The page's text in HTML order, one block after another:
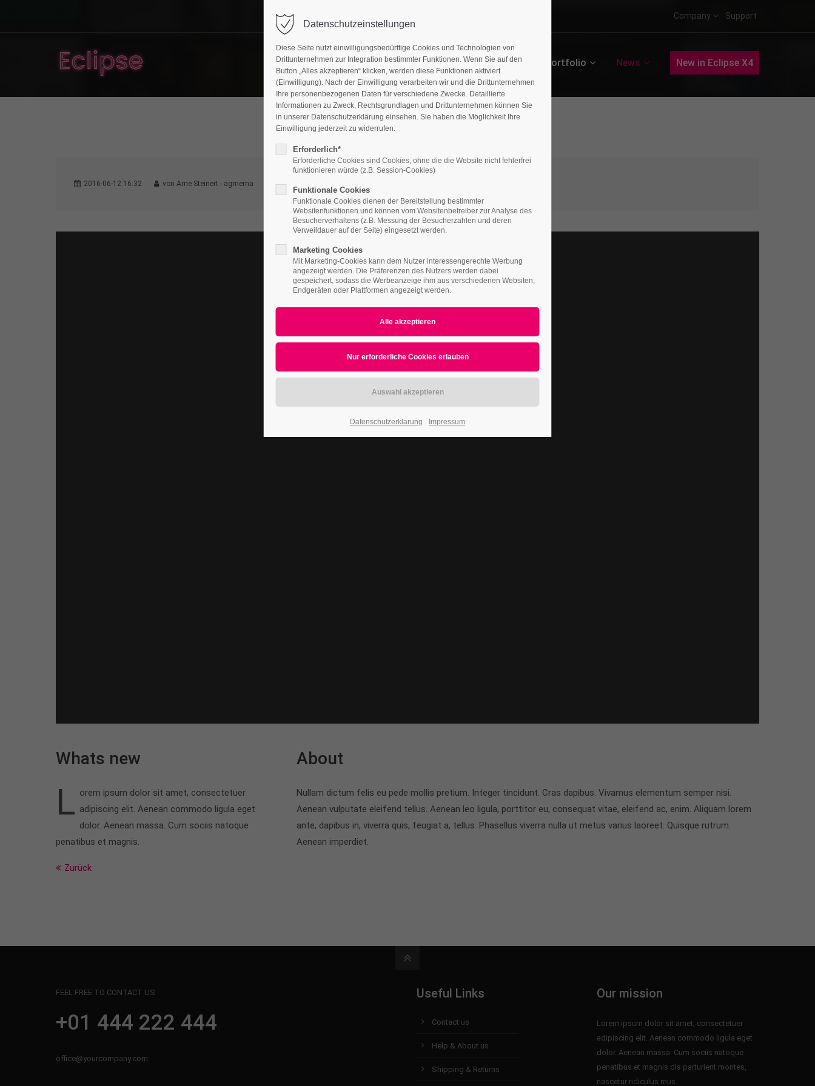
Company Support
Home Features Page Presets Portfolio News New in Eclipse X4
2016-06-12 16:32 von Arne Steinert - agmema (Kommentare: 0)
Whats new
L orem ipsum dolor sit amet, consectetuer
adipiscing elit. Aenean commodo ligula eget
dolor. Aenean massa. Cum sociis natoque
penatibus et magnis.
About
Nullam dictum felis eu pede mollis pretium. Integer tincidunt. Cras dapibus. Vivamus elementum semper nisi.
Aenean vulputate eleifend tellus. Aenean leo ligula, porttitor eu, consequat vitae, eleifend ac, enim. Aliquam lorem
ante, dapibus in, viverra quis, feugiat a, tellus. Phasellus viverra nulla ut metus varius laoreet. Quisque rutrum.
Aenean imperdiet.
Zurück
FEEL FREE TO CONTACT US
+01 444 222 444
office@yourcompany.com
Useful Links
Contact us
Help & About us
Shipping & Returns
Our mission
Lorem ipsum dolor sit amet, consectetuer
adipiscing elit. Aenean commodo ligula eget
dolor. Aenean massa. Cum sociis natoque
penatibus et magnis dis parturient montes,
nascetur ridiculus mus.
Datenschutzeinstellungen
Diese Seite nutzt einwilligungsbedürftige Cookies und Technologien von
Drittunternehmen zur Integration bestimmter Funktionen. Wenn Sie auf den
Button „Alles akzeptieren“ klicken, werden diese Funktionen aktiviert
(Einwilligung). Nach der Einwilligung verarbeiten wir und die Drittunternehmen
Ihre personenbezogenen Daten für verschiedene Zwecke. Detaillierte
Informationen zu Zweck, Rechtsgrundlagen und Drittunternehmen können Sie
in unserer Datenschutzerklärung einsehen. Sie haben die Möglichkeit Ihre
Einwilligung jederzeit zu widerrufen.
Erforderlich*
Erforderliche Cookies sind Cookies, ohne die die Website nicht fehlerfrei
funktionieren würde (z.B. Session-Cookies)
Funktionale Cookies
Funktionale Cookies dienen der Bereitstellung bestimmter
Websitenfunktionen und können vom Websitenbetreiber zur Analyse des
Besucherverhaltens (z.B. Messung der Besucherzahlen und deren
Verweildauer auf der Seite) eingesetzt werden.
Marketing Cookies
Mit Marketing-Cookies kann dem Nutzer interessengerechte Werbung
angezeigt werden. Die Präferenzen des Nutzers werden dabei
gespeichert, sodass die Werbeanzeige ihm aus verschiedenen Websiten,
Endgeräten oder Plattformen angezeigt werden.
Datenschutzerklärung Impressum